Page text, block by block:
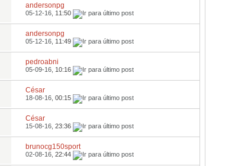
andersonpg
05-12-16, 11:50
andersonpg
05-12-16, 11:49
pedroabni
05-09-16, 10:16
César
18-08-16,00:15
César
15-08-16,23:36
brunocg150sport
02-08-16,22:44